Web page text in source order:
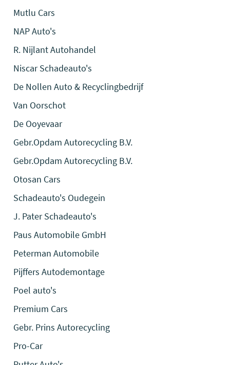
Mutlu Cars
NAP Auto's
R. Nijlant Autohandel
Niscar Schadeauto's
De Nollen Auto & Recyclingbedrijf
Van Oorschot
De Ooyevaar
Gebr.Opdam Autorecycling B.V.
Gebr.Opdam Autorecycling B.V.
Otosan Cars
Schadeauto's Oudegein
J. Pater Schadeauto's
Paus Automobile GmbH
Peterman Automobile
Pijffers Autodemontage
Poel auto's
Premium Cars
Gebr. Prins Autorecycling
Pro-Car